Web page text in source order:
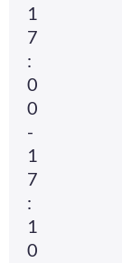
1
7
:
0
0
-
1
7
:
1
0